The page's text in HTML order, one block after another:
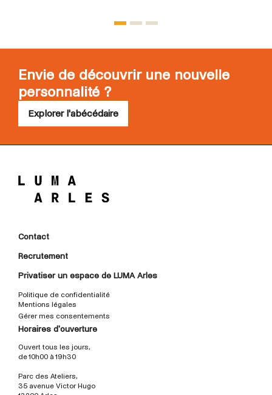
Envie de découvrir une nouvelle
personnalité ?
Explorer l'abécédaire
Contact
Recrutement
Privatiser un espace de LUMA Arles
Politique de confidentialité
Mentions légales
Gérer mes consentements
Horaires d'ouverture
Ouvert tous les jours,
de 10h00 à 19h30
Parc des Ateliers,
35 avenue Victor Hugo